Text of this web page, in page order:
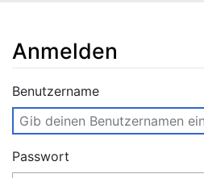
Anmelden
Wechseln zu:Navigation
Benutzername
Passwort